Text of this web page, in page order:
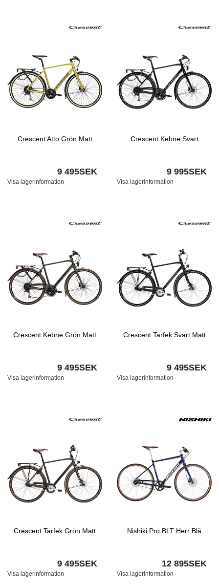
Crescent Atto Grön Matt
9 495SEK
Visa lagerinformation
Crescent Kebne Svart
9 995SEK
Visa lagerinformation
Crescent Kebne Grön Matt
9 495SEK
Visa lagerinformation
Crescent Tarfek Svart Matt
9 495SEK
Visa lagerinformation
Crescent Tarfek Grön Matt
9 495SEK
Visa lagerinformation
Nishiki Pro BLT Herr Blå
12 895SEK
Visa lagerinformation